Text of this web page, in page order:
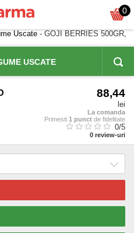
0
Uscate - GOJI BERRIES 500GR,
USCATE
88,44
lei
La comanda
Primesti 1 punct de fidelitate
0/5
0 review-uri